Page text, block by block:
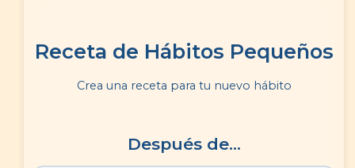
Receta de Hábitos Pequeños
Crea una receta para tu nuevo hábito
Después de...